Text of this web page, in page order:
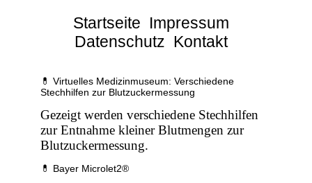
Startseite Impressum
Datenschutz Kontakt
💊 Virtuelles Medizinmuseum: Verschiedene
Stechhilfen zur Blutzuckermessung
Gezeigt werden verschiedene Stechhilfen
zur Entnahme kleiner Blutmengen zur
Blutzuckermessung.
💊 Bayer Microlet2®